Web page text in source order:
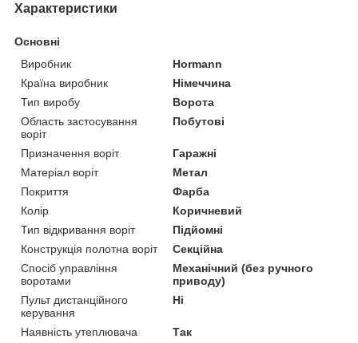
Характеристики
Основні
Виробник
Hormann
Країна виробник
Німеччина
Тип виробу
Ворота
Область застосування
воріт
Побутові
Призначення воріт
Гаражні
Матеріал воріт
Метал
Покриття
Фарба
Колір
Коричневий
Тип відкривання воріт
Підйомні
Конструкція полотна воріт
Секційна
Спосіб управління
воротами
Механічний (без ручного
приводу)
Пульт дистанційного
керування
Ні
Наявність утеплювача
Так